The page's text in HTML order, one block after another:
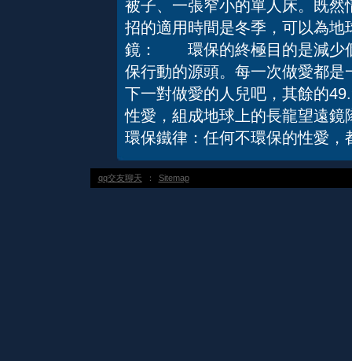
被子、一張窄小的單人床。既
招的適用時間是冬季，可以為
鏡： 環保的終極目的是減少
保行動的源頭。每一次做愛都
下一對做愛的人兒吧，其餘的
性愛，組成地球上的長龍望
環保鐵律：任何不環保的性愛
qq交友聊天 ： Sitemap